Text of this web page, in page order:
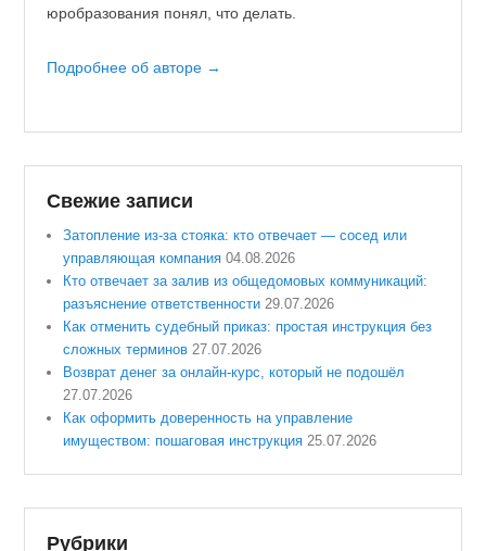
юробразования понял, что делать.
Подробнее об авторе →
Свежие записи
Затопление из-за стояка: кто отвечает — сосед или
управляющая компания 04.08.2026
Кто отвечает за залив из общедомовых коммуникаций:
разъяснение ответственности 29.07.2026
Как отменить судебный приказ: простая инструкция без
сложных терминов 27.07.2026
Возврат денег за онлайн-курс, который не подошёл
27.07.2026
Как оформить доверенность на управление
имуществом: пошаговая инструкция 25.07.2026
Рубрики